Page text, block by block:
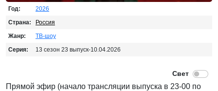
Год:
2026
Страна:
Россия
Жанр:
ТВ-шоу
Серия:
13 сезон 23 выпуск-10.04.2026
Прямой эфир (начало трансляции выпуска в 23-00 по